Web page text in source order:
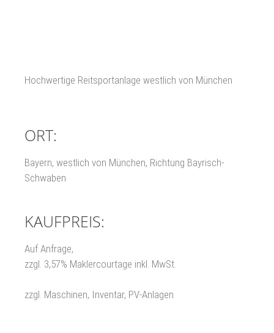
Hochwertige Reitsportanlage westlich von München
ORT:
Bayern, westlich von München, Richtung Bayrisch-
Schwaben
KAUFPREIS:
Auf Anfrage,
zzgl. 3,57% Maklercourtage inkl. MwSt.
zzgl. Maschinen, Inventar, PV-Anlagen